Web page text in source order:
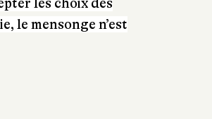
le mensonge n’est